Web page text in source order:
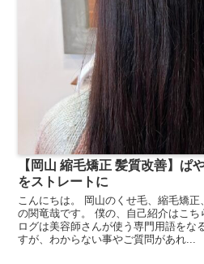
【岡山 縮毛矯正 髪質改善】ぱ
をストレートに
こんにちは。 岡山のくせ毛、縮毛矯
の関竜哉です。 僕の、自己紹介はこ
ログは美容師さんが使う専門用語をな
すが、わからない事やご質問があれ...